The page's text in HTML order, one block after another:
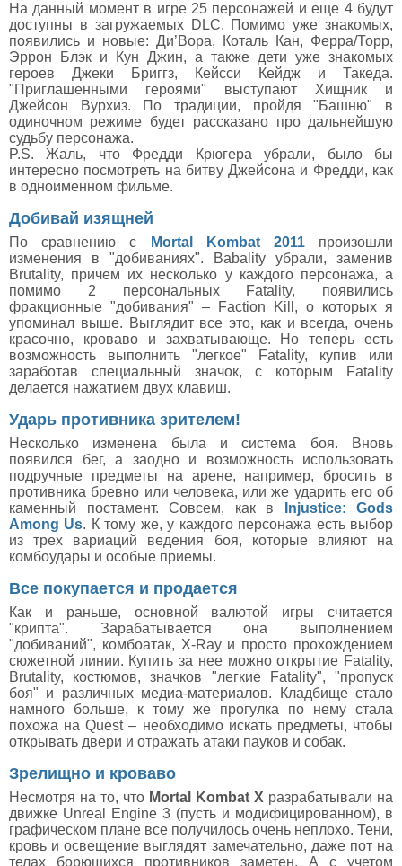
На данный момент в игре 25 персонажей и еще 4 будут
доступны в загружаемых DLC. Помимо уже знакомых,
появились и новые: Ди’Вора, Коталь Кан, Ферра/Торр,
Эррон Блэк и Кун Джин, а также дети уже знакомых
героев Джеки Бриггз, Кейсси Кейдж и Такеда.
"Приглашенными героями" выступают Хищник и
Джейсон Вурхиз. По традиции, пройдя "Башню" в
одиночном режиме будет рассказано про дальнейшую
судьбу персонажа.
P.S. Жаль, что Фредди Крюгера убрали, было бы
интересно посмотреть на битву Джейсона и Фредди, как
в одноименном фильме.
Добивай изящней
По сравнению с Mortal Kombat 2011произошли
изменения в "добиваниях". Babality убрали, заменив
Brutality, причем их несколько у каждого персонажа, а
помимо 2 персональных Fatality, появились
фракционные "добивания" – Faction Kill, о которых я
упоминал выше. Выглядит все это, как и всегда, очень
красочно, кроваво и захватывающе. Но теперь есть
возможность выполнить "легкое" Fatality, купив или
заработав специальный значок, с которым Fatality
делается нажатием двух клавиш.
Ударь противника зрителем!
Несколько изменена была и система боя. Вновь
появился бег, а заодно и возможность использовать
подручные предметы на арене, например, бросить в
противника бревно или человека, или же ударить его об
каменный постамент. Совсем, как в
Injustice: Gods
Among Us. К тому же, у каждого персонажа есть выбор
из трех вариаций ведения боя, которые влияют на
комбоудары и особые приемы.
Все покупается и продается
Как и раньше, основной валютой игры считается
"крипта". Зарабатывается она выполнением
"добиваний", комбоатак, X-Ray и просто прохождением
сюжетной линии. Купить за нее можно открытие Fatality,
Brutality, костюмов, значков "легкие Fatality", "пропуск
боя" и различных медиа-материалов. Кладбище стало
намного больше, к тому же прогулка по нему стала
похожа на Quest – необходимо искать предметы, чтобы
открывать двери и отражать атаки пауков и собак.
Зрелищно и кроваво
Несмотря на то, что Mortal Kombat X разрабатывали на
движке Unreal Engine 3 (пусть и модифицированном), в
графическом плане все получилось очень неплохо. Тени,
кровь и освещение выглядят замечательно, даже пот на
телах борющихся противников заметен. А с учетом